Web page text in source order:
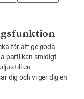
för att ge goda
parti kan smidigt
till en
dig och vi ger dig en